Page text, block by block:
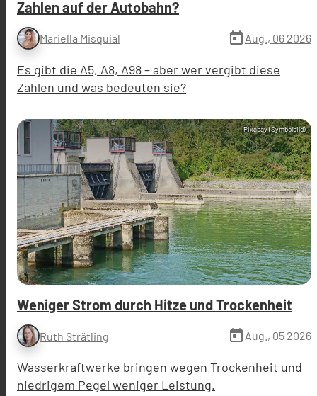
Zahlen auf der Autobahn?
Mariella Misquial today Aug., 06 2026
Es gibt die A5, A8, A98 – aber wer vergibt diese
Zahlen und was bedeuten sie?
Pixabay (Symbolbild)
Weniger Strom durch Hitze und Trockenheit
Ruth Strätling today Aug., 05 2026
Wasserkraftwerke bringen wegen Trockenheit und
niedrigem Pegel weniger Leistung.